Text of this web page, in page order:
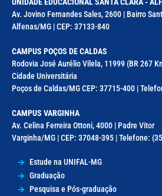
Av. Jovino Fernandes Sales, 2600 | Bairro
Alfenas/MG | CEP: 37133-840
CAMPUS POÇOS DE CALDAS
Rodovia José Aurélio Vilela, 11999 (BR 267
Cidade Universitária
Poços de Caldas/MG CEP: 37715-400 |
CAMPUS VARGINHA
Av. Celina Ferreira Ottoni, 4000 | Padre Vitor
Varginha/MG | CEP: 37048-395 | Telefone:
Estude na UNIFAL-MG
Graduação
Pesquisa e Pós-graduação